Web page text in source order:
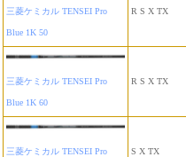
三菱ケミカル TENSEI Pro
Blue 1K 50
R S X TX
三菱ケミカル TENSEI Pro
Blue 1K 60
R S X TX
三菱ケミカル TENSEI Pro S X TX